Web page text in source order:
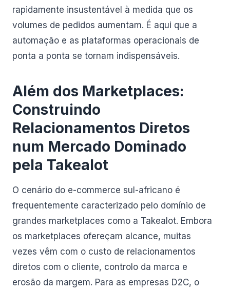
rapidamente insustentável à medida que os
volumes de pedidos aumentam. É aqui que a
automação e as plataformas operacionais de
ponta a ponta se tornam indispensáveis.
Além dos Marketplaces:
Construindo
Relacionamentos Diretos
num Mercado Dominado
pela Takealot
O cenário do e-commerce sul-africano é
frequentemente caracterizado pelo domínio de
grandes marketplaces como a Takealot. Embora
os marketplaces ofereçam alcance, muitas
vezes vêm com o custo de relacionamentos
diretos com o cliente, controlo da marca e
erosão da margem. Para as empresas D2C, o